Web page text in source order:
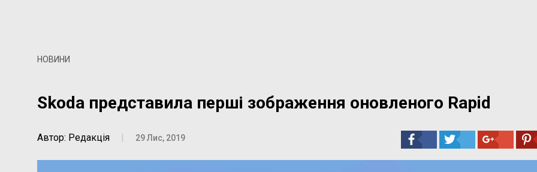
НОВИНИ
Skoda представила перші зображення оновленого Rapid
Автор: Редакція | 29 Лис, 2019